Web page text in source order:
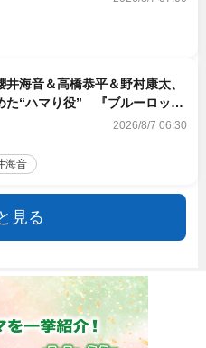
井海音＆高橋恭平＆野村康太、
た“ハマり役” 『ブルーロッ
最高のチームワーク2026/8/7 06:30
海音
見る